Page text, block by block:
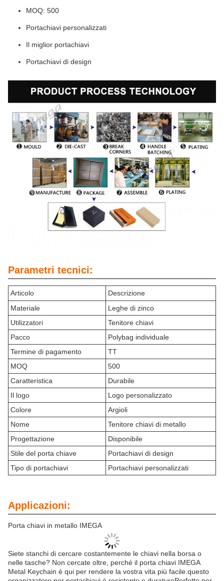
MOQ: 500
Portachiavi personalizzati
Il miglior portachiavi
Portachiavi di design
Parametri tecnici:
Articolo
Descrizione
Materiale
Leghe di zinco
Utilizzatori
Tenitore chiavi
Pacco
Polybag individuale
Termine di pagamento
TT
MOQ
500
Caratteristica
Durabile
Il logo
Logo personalizzato
Colore
Argioli
Nome
Tenitore chiavi di metallo
Progettazione
Disponibile
Stile del porta chiave
Portachiavi di design
Tipo di portachiavi
Portachiavi personalizzati
Applicazioni:
Porta chiavi in metallo IMEGA
Siete stanchi di cercare costantemente le chiavi nella borsa o
nelle tasche? Non cercate oltre, perché il porta chiavi IMEGA
Metal Keychain è qui per rendere la vostra vita più facile.questo